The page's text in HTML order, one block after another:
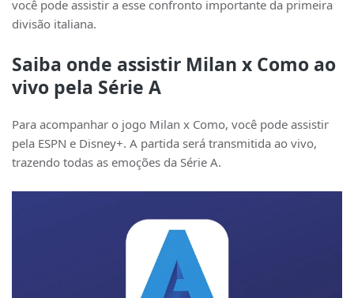
você pode assistir a esse confronto importante da primeira
divisão italiana.
Saiba onde assistir Milan x Como ao
vivo pela Série A
Para acompanhar o jogo Milan x Como, você pode assistir
pela ESPN e Disney+. A partida será transmitida ao vivo,
trazendo todas as emoções da Série A.